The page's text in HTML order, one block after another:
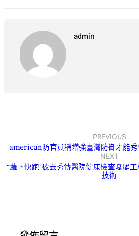
admin
PREVIOUS
american防官員稱增強臺灣防御才能秀
NEXT
“蘿卜快跑”被去秀傳醫院健康檢查曝罷
技術